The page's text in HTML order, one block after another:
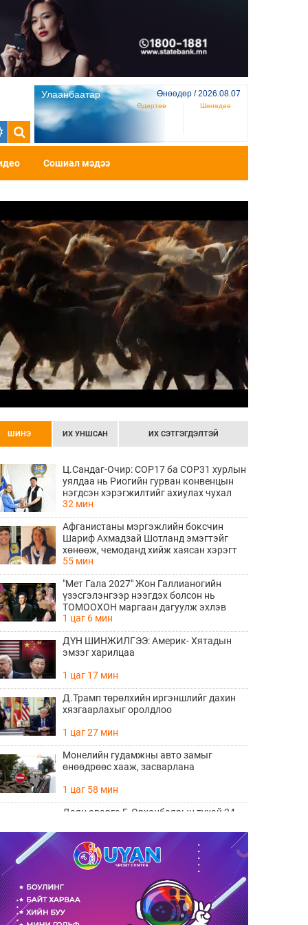
Улаанбаатар Өнөөдөр / 2026.08.07
Өдөртөө Шөнөдөө
Сошиал мэдээ
ШИНЭ ИХ УНШСАН ИХ СЭТГЭГДЭЛТЭЙ
Ц.Сандаг-Очир: COP17 ба COP31 хурлын
уялдаа нь Риогийн гурван конвенцын
нэгдсэн хэрэгжилтийг ахиулах чухал
алхам болно
32 мин
Афганистаны мэргэжлийн боксчин
Шариф Ахмадзай Шотланд эмэгтэйг
хөнөөж, чемоданд хийж хаясан хэрэгт
буруутгагдаж байна
55 мин
"Мет Гала 2027" Жон Галлианогийн
үзэсгэлэнгээр нээгдэх болсон нь
ТОМООХОН маргаан дагуулж эхлэв
1 цаг 6 мин
ДҮН ШИНЖИЛГЭЭ: Америк- Хятадын
эмзэг харилцаа
1 цаг 17 мин
Д.Трамп төрөлхийн иргэншлийг дахин
хязгаарлахыг оролдлоо
1 цаг 27 мин
Монелийн гудамжны авто замыг
өнөөдрөөс хааж, засварлана
1 цаг 58 мин
Даян аварга Б.Орхонбаярын тухай 24
2 цаг 2 мин
"Дөчин жилийн дараа өөрийн гэсэн
2 цаг 18 мин